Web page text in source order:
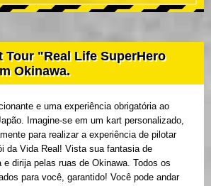
Tour "Real Life SuperHero
Okinawa.
e uma experiência obrigatória ao
Imagine-se em um kart personalizado,
para realizar a experiência de pilotar
da Vida Real! Vista sua fantasia de
e dirija pelas ruas de Okinawa. Todos os
para você, garantido! Você pode andar